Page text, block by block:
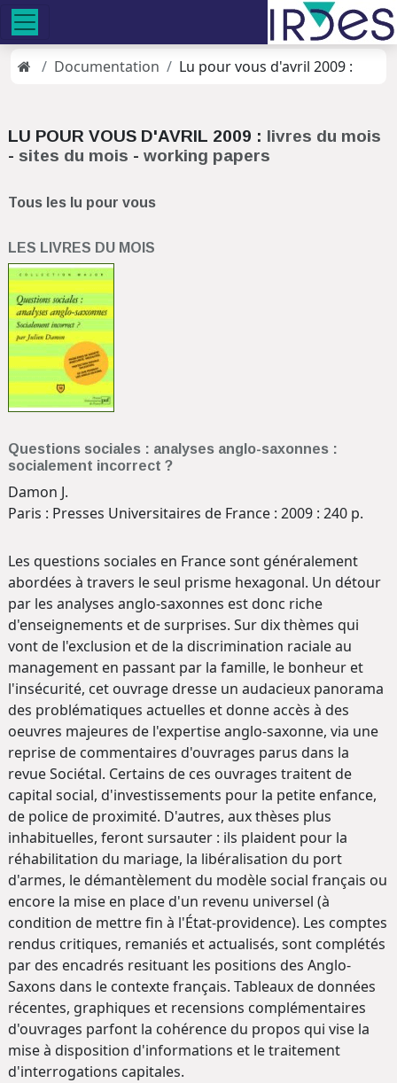
Documentation Lu pour vous d'avril 2009 :
LU POUR VOUS D'AVRIL 2009 : livres du mois
- sites du mois - working papers
Tous les lu pour vous
LES LIVRES DU MOIS
Questions sociales : analyses anglo-saxonnes :
socialement incorrect ?
Damon J.
Paris : Presses Universitaires de France : 2009 : 240 p.
Les questions sociales en France sont généralement
abordées à travers le seul prisme hexagonal. Un détour
par les analyses anglo-saxonnes est donc riche
d'enseignements et de surprises. Sur dix thèmes qui
vont de l'exclusion et de la discrimination raciale au
management en passant par la famille, le bonheur et
l'insécurité, cet ouvrage dresse un audacieux panorama
des problématiques actuelles et donne accès à des
oeuvres majeures de l'expertise anglo-saxonne, via une
reprise de commentaires d'ouvrages parus dans la
revue Sociétal. Certains de ces ouvrages traitent de
capital social, d'investissements pour la petite enfance,
de police de proximité. D'autres, aux thèses plus
inhabituelles, feront sursauter : ils plaident pour la
réhabilitation du mariage, la libéralisation du port
d'armes, le démantèlement du modèle social français ou
encore la mise en place d'un revenu universel (à
condition de mettre fin à l'État-providence). Les comptes
rendus critiques, remaniés et actualisés, sont complétés
par des encadrés resituant les positions des Anglo-
Saxons dans le contexte français. Tableaux de données
récentes, graphiques et recensions complémentaires
d'ouvrages parfont la cohérence du propos qui vise la
mise à disposition d'informations et le traitement
d'interrogations capitales.